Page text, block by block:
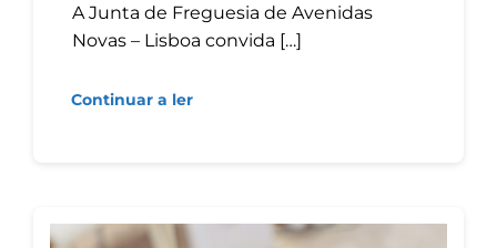
A Junta de Freguesia de Avenidas
Novas – Lisboa convida […]
Continuar a ler